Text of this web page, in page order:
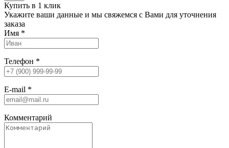
Купить в 1 клик
Укажите ваши данные и мы свяжемся с Вами для уточнения
заказа
Имя *
Телефон *
E-mail *
Комментарий